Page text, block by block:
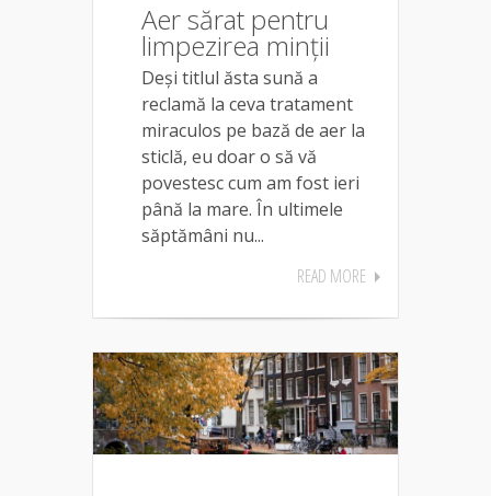
Aer sărat pentru
limpezirea minții
Deși titlul ăsta sună a
reclamă la ceva tratament
miraculos pe bază de aer la
sticlă, eu doar o să vă
povestesc cum am fost ieri
până la mare. În ultimele
săptămâni nu...
READ MORE